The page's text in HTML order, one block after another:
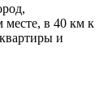
месте, в 40 км к
и